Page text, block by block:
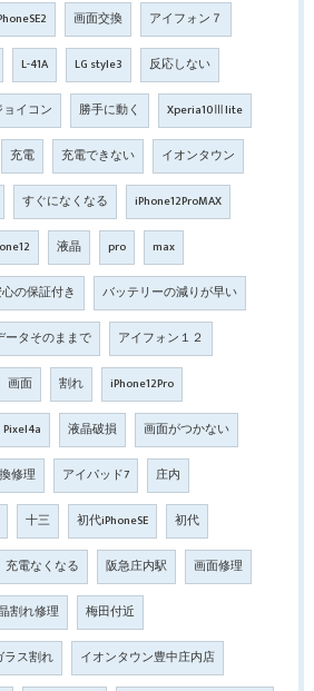
画面交換 アイフォン７
L-41A LG style3 反応しない
ョイコン 勝手に動く Xperia10Ⅲlite
充電 充電できない イオンタウン
すぐになくなる iPhone12ProMAX
液晶 pro max
の保証付き バッテリーの減りが早い
ータそのままで アイフォン１２
画面 割れ iPhone12Pro
Pixel4a 液晶破損 画面がつかない
修理 アイパッド7 庄内
十三 初代iPhoneSE 初代
充電なくなる 阪急庄内駅 画面修理
割れ修理 梅田付近
ラス割れ イオンタウン豊中庄内店